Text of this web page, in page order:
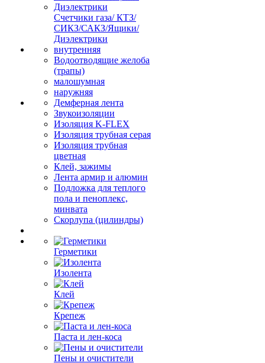
Счетчики газа/ КТЗ/
СИКЗ/САКЗ/Ящики/
Диэлектрики
внутренняя
Водоотводящие желоба
(трапы)
малошумная
наружняя
Демферная лента
Звукоизоляции
Изоляция K-FLEX
Изоляция трубная серая
Изоляция трубная
цветная
Клей, зажимы
Лента армир и алюмин
Подложка для теплого
пола и пеноплекс,
минвата
Скорлупа (цилиндры)
Герметики
Изолента
Клей
Крепеж
Паста и лен-коса
Пены и очистители